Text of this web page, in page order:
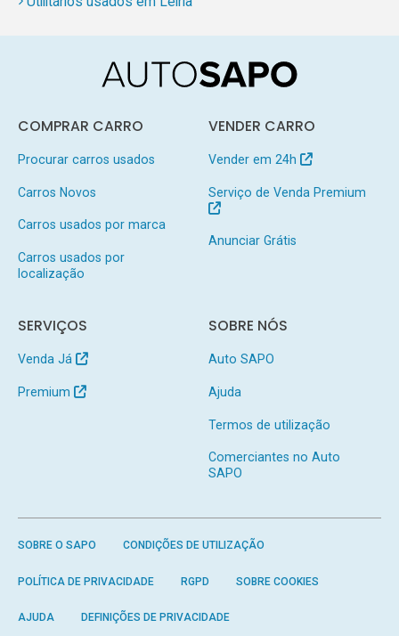
COMPRAR CARRO
Procurar carros usados
Carros Novos
Carros usados por marca
Carros usados por
localização
VENDER CARRO
Vender em 24h
Serviço de Venda Premium
Anunciar Grátis
SERVIÇOS
Venda Já
Premium
SOBRE NÓS
Auto SAPO
Ajuda
Termos de utilização
Comerciantes no Auto
SAPO
SOBRE O SAPO CONDIÇÕES DE UTILIZAÇÃO
POLÍTICA DE PRIVACIDADE RGPD SOBRE COOKIES
AJUDA DEFINIÇÕES DE PRIVACIDADE